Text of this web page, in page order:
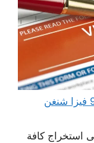
مكتب استخراج فيزا شنغن 98951133 فيزا شنغن
استخراج كافة